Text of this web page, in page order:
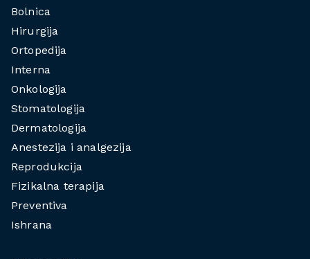
Bolnica
Hirurgija
Ortopedija
Interna
Onkologija
Stomatologija
Dermatologija
Anestezija i analgezija
Reprodukcija
Fizikalna terapija
Preventiva
Ishrana